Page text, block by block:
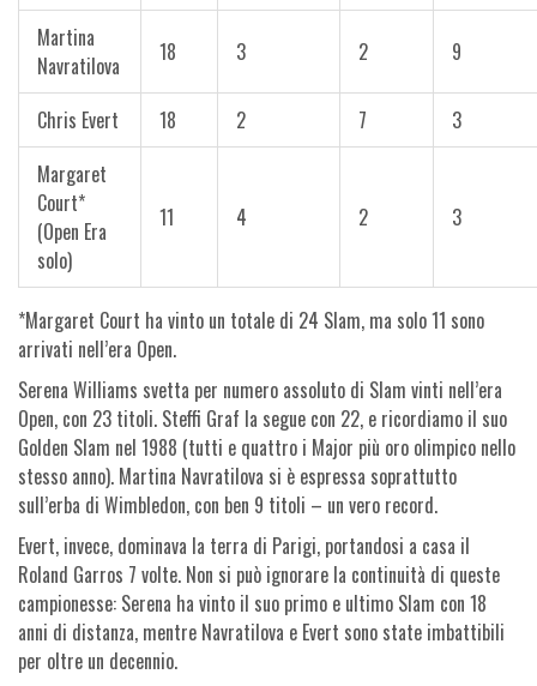
Martina
Navratilova
18 3 2 9
Chris Evert 18 2 7
3
Margaret
Court*
(Open Era
solo)
11 4 2 3
*Margaret Court ha vinto un totale di 24 Slam, ma solo 11 sono
arrivati nell’era Open.
Serena Williams svetta per numero assoluto di Slam vinti nell’era
Open, con 23 titoli. Steffi Graf la segue con 22, e ricordiamo il suo
Golden Slam nel 1988 (tutti e quattro i Major più oro olimpico nello
stesso anno). Martina Navratilova si è espressa soprattutto
sull’erba di Wimbledon, con ben 9 titoli – un vero record.
Evert, invece, dominava la terra di Parigi, portandosi a casa il
Roland Garros 7 volte. Non si può ignorare la continuità di queste
campionesse: Serena ha vinto il suo primo e ultimo Slam con 18
anni di distanza, mentre Navratilova e Evert sono state imbattibili
per oltre un decennio.